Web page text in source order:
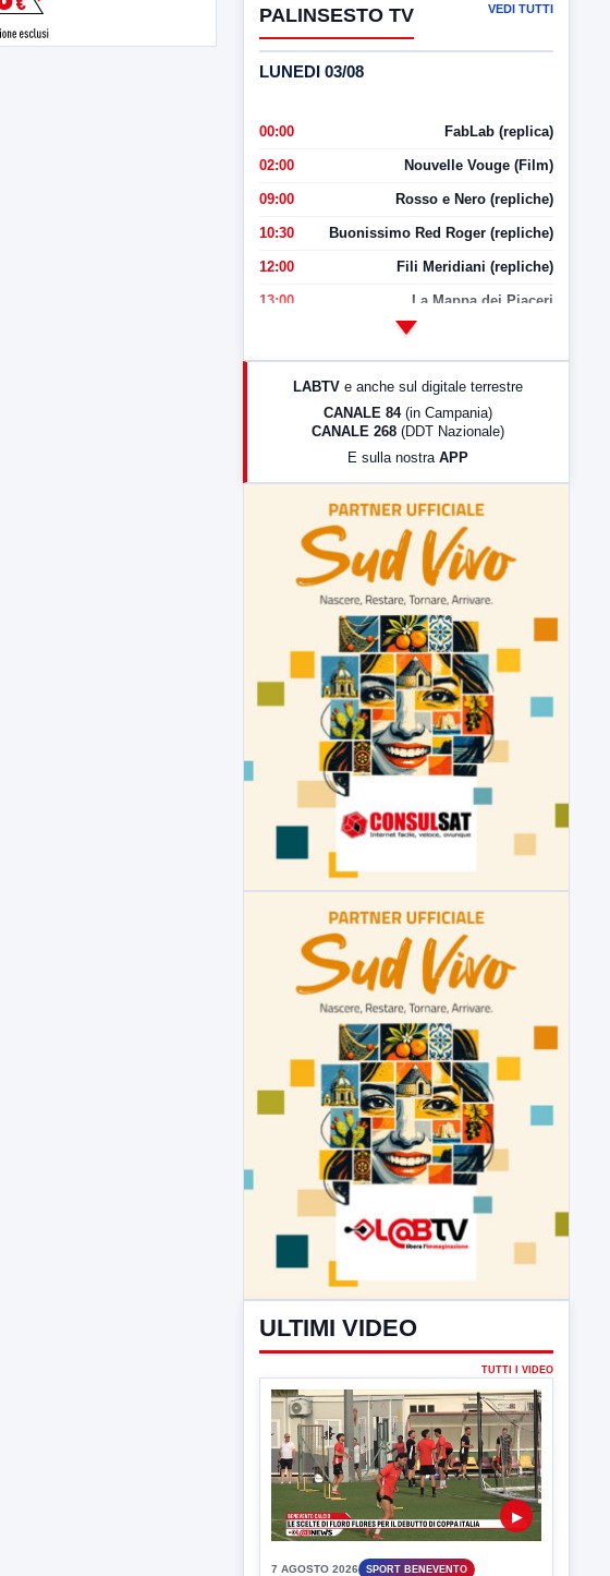
PALINSESTO TV VEDI TUTTI
LUNEDI 03/08
00:00 FabLab (replica)
02:00 Nouvelle Vouge (Film)
09:00 Rosso e Nero (repliche)
10:30 Buonissimo Red Roger (repliche)
12:00 Fili Meridiani (repliche)
13:00 La Mappa dei Piaceri
LabNews (Diretta)
LabNews (replica)
LABTV e anche sul digitale terrestre
CANALE 84 (in Campania)
CANALE 268 (DDT Nazionale)
E sulla nostra APP
ULTIMI VIDEO
TUTTI I VIDEO